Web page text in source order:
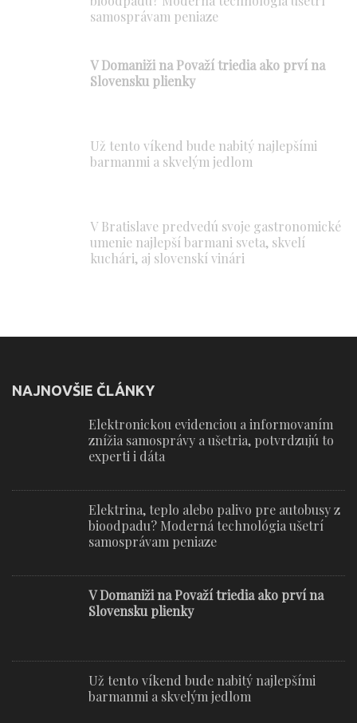
samosprávam peniaze
V Domaniži na Považí triedia ako prví na
Slovensku plienky
Už tento víkend bude nabitý najlepšími
barmanmi a skvelým jedlom
V Bratislave predvedú svoje gastronomické
umenie najlepší barmani sveta, skvelí
kuchári, aj slovenskí vinári
NAJNOVŠIE ČLÁNKY
Elektronickou evidenciou a informovaním
znížia samosprávy a ušetria, potvrdzujú to
experti i dáta
Elektrina, teplo alebo palivo pre autobusy z
bioodpadu? Moderná technológia ušetrí
samosprávam peniaze
V Domaniži na Považí triedia ako prví na
Slovensku plienky
Už tento víkend bude nabitý najlepšími
barmanmi a skvelým jedlom